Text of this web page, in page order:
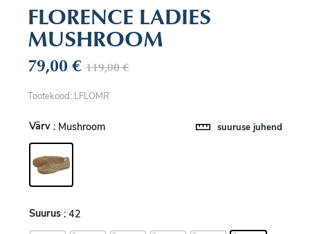
FLORENCE LADIES
MUSHROOM
79,00€ 119,00€
Tootekood: LFLOMR
Värv : Mushroom
Suurus : 42
suuruse juhend